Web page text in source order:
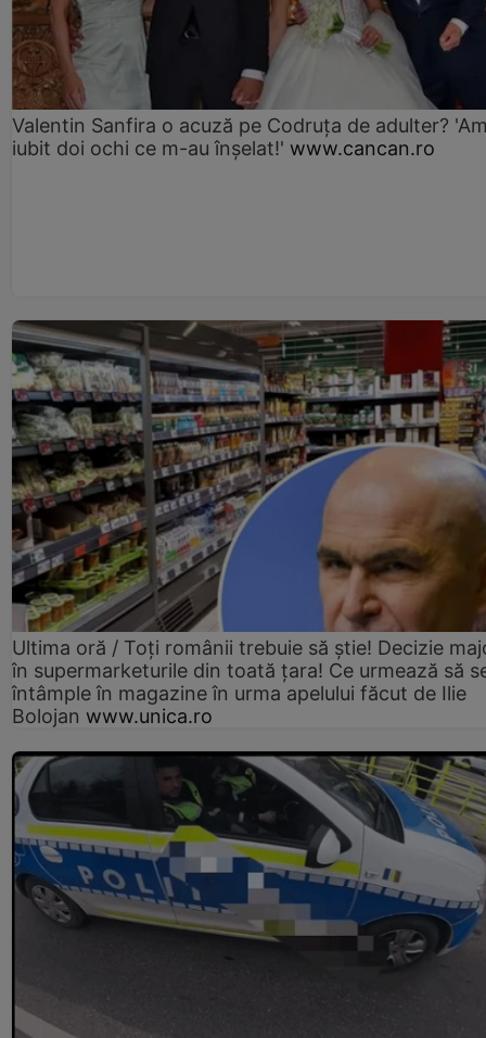
Valentin Sanfira o acuză pe Codruța de adulter?
iubit doi ochi ce m-au înșelat!' www.cancan.ro
Ultima oră / Toți românii trebuie să știe! Decizie
în supermarketurile din toată țara! Ce urmează să
întâmple în magazine în urma apelului făcut de Ilie
Bolojan www.unica.ro